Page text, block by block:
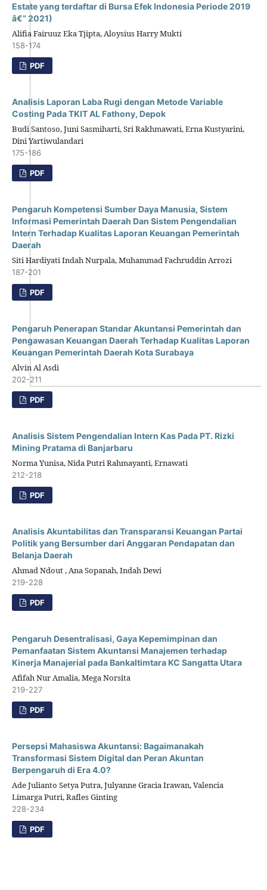
Estate yang terdaftar di Bursa Efek Indonesia Periode 2019
â€“ 2021)
Alifia Fairuuz Eka Tjipta, Aloysius Harry Mukti
158-174
PDF
Analisis Laporan Laba Rugi dengan Metode Variable
Costing Pada TKIT AL Fathony, Depok
Budi Santoso, Juni Sasmiharti, Sri Rakhmawati, Erna Kustyarini,
Dini Yartiwulandari
175-186
PDF
Pengaruh Kompetensi Sumber Daya Manusia, Sistem
Informasi Pemerintah Daerah Dan Sistem Pengendalian
Intern Terhadap Kualitas Laporan Keuangan Pemerintah
Daerah
Siti Hardiyati Indah Nurpala, Muhammad Fachruddin Arrozi
187-201
PDF
Pengaruh Penerapan Standar Akuntansi Pemerintah dan
Pengawasan Keuangan Daerah Terhadap Kualitas Laporan
Keuangan Pemerintah Daerah Kota Surabaya
Alvin Al Asdi
202-211
PDF
Analisis Sistem Pengendalian Intern Kas Pada PT. Rizki
Mining Pratama di Banjarbaru
Norma Yunisa, Nida Putri Rahmayanti, Ernawati
212-218
PDF
Analisis Akuntabilitas dan Transparansi Keuangan Partai
Politik yang Bersumber dari Anggaran Pendapatan dan
Belanja Daerah
Ahmad Ndout , Ana Sopanah, Indah Dewi
219-228
PDF
Pengaruh Desentralisasi, Gaya Kepemimpinan dan
Pemanfaatan Sistem Akuntansi Manajemen terhadap
Kinerja Manajerial pada Bankaltimtara KC Sangatta Utara
Afifah Nur Amalia, Mega Norsita
219-227
PDF
Persepsi Mahasiswa Akuntansi: Bagaimanakah
Transformasi Sistem Digital dan Peran Akuntan
Berpengaruh di Era 4.0?
Ade Julianto Setya Putra, Julyanne Gracia Irawan, Valencia
Limarga Putri, Rafles Ginting
228-234
PDF